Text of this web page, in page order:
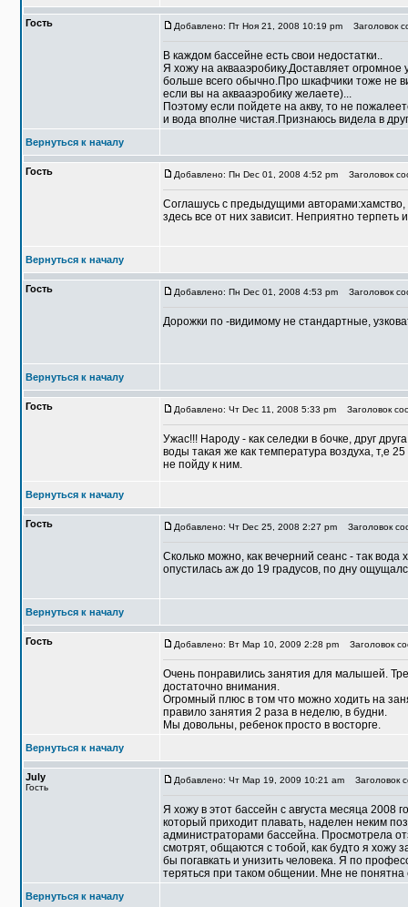
Гость Добавлено: Пт Ноя 21, 2008 10:19 pm Заголовок
В каждом бассейне есть свои недостатки..
Я хожу на аквааэробику.Доставляет
больше всего обычно.Про шкафчики тоже не
если вы на аквааэробику желаете)...
Поэтому если пойдете на акву, то не
и вода вполне чистая.Признаюсь видела в
Вернуться к началу
Гость Добавлено: Пн Dec 01, 2008 4:52 pm Заголовок
Соглашусь с предыдущими
здесь все от них зависит. Неприятно терпеть
Вернуться к началу
Гость Добавлено: Пн Dec 01, 2008 4:53 pm Заголовок
Дорожки по -видимому не стандартные,
Вернуться к началу
Гость Добавлено: Чт Dec 11, 2008 5:33 pm Заголовок
Ужас!!! Народу - как селедки в бочке, друг
воды такая же как температура воздуха, т,е
не пойду к ним.
Вернуться к началу
Гость Добавлено: Чт Dec 25, 2008 2:27 pm Заголовок
Сколько можно, как вечерний сеанс - так вода
опустилась аж до 19 градусов, по дну
Вернуться к началу
Гость Добавлено: Вт Мар 10, 2009 2:28 pm Заголовок
Очень понравились занятия для малышей.
достаточно внимания.
Огромный плюс в том что можно ходить на
правило занятия 2 раза в неделю, в будни.
Мы довольны, ребенок просто в восторге.
Вернуться к началу
July
Гость
Добавлено: Чт Мар 19, 2009 10:21 am Заголовок
Я хожу в этот бассейн с августа месяца 2008
который приходит плавать, наделен неким
администраторами бассейна. Просмотрела
смотрят, общаются с тобой, как будто я хожу
бы погавкать и унизить человека. Я по
теряться при таком общении. Мне не понятна
Вернуться к началу